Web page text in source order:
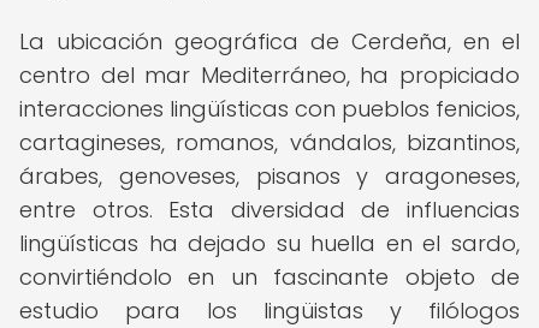
La ubicación geográfica de Cerdeña, en el
centro del mar Mediterráneo, ha propiciado
interacciones lingüísticas con pueblos fenicios,
cartagineses, romanos, vándalos, bizantinos,
árabes, genoveses, pisanos y aragoneses,
entre otros. Esta diversidad de influencias
lingüísticas ha dejado su huella en el sardo,
convirtiéndolo en un fascinante objeto de
estudio para los lingüistas y filólogos